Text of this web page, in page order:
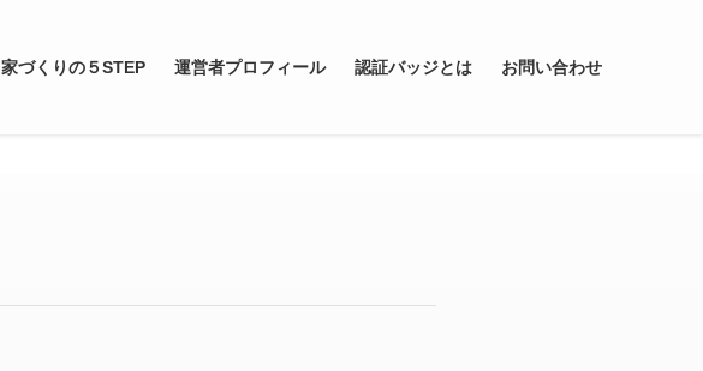
家づくりの５STEP 運営者プロフィール 認証バッジとは お問い合わせ